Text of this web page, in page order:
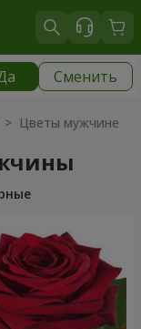
Сменить
Цветы мужчине